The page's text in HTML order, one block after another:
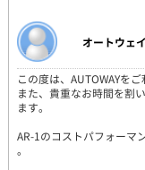
オートウェ
この度は、AUTOWAYを
また、貴重なお時間を割
ます。
AR-1のコストパフォーマ
。